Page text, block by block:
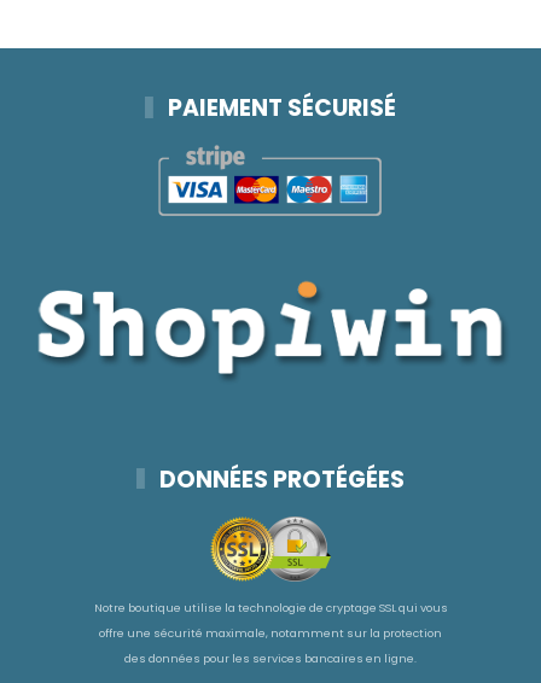
PAIEMENT SÉCURISÉ
DONNÉES PROTÉGÉES
Notre boutique utilise la technologie de cryptage SSL qui vous
offre une sécurité maximale, notamment sur la protection
des données pour les services bancaires en ligne.